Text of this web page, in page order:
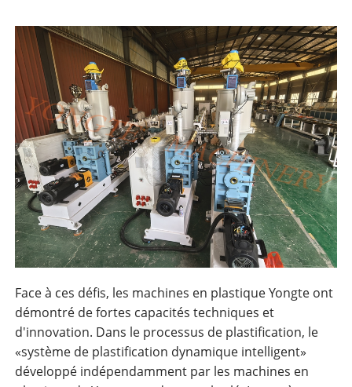
Face à ces défis, les machines en plastique Yongte ont
démontré de fortes capacités techniques et
d'innovation. Dans le processus de plastification, le
«système de plastification dynamique intelligent»
développé indépendamment par les machines en